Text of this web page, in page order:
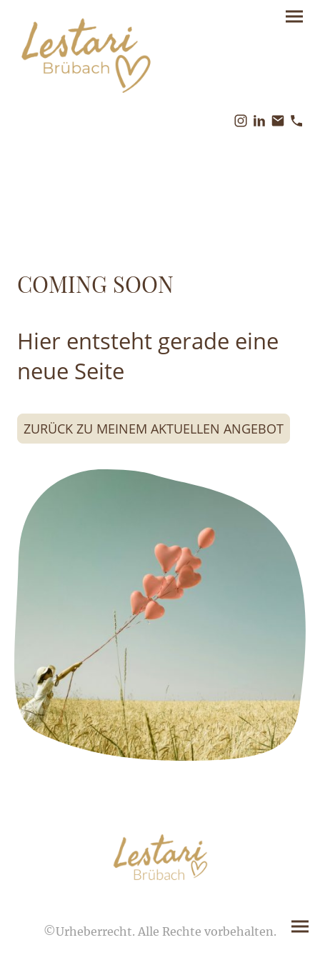
COMING SOON
Hier entsteht gerade eine
neue Seite
ZURÜCK ZU MEINEM AKTUELLEN ANGEBOT
©Urheberrecht. Alle Rechte vorbehalten.